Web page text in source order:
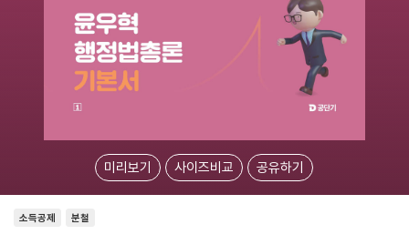
미리보기 사이즈비교 공유하기
소득공제 분철